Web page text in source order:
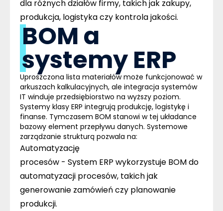
dla różnych działów firmy, takich jak zakupy,
produkcja, logistyka czy kontrola jakości.
BOM a
systemy ERP
Uproszczona lista materiałów może funkcjonować w
arkuszach kalkulacyjnych, ale integracja systemów
IT winduje przedsiębiorstwo na wyższy poziom.
Systemy klasy ERP integrują produkcję, logistykę i
finanse. Tymczasem BOM stanowi w tej układance
bazowy element przepływu danych. Systemowe
zarządzanie strukturą pozwala na:
Automatyzację
procesów - System ERP wykorzystuje BOM do
automatyzacji procesów, takich jak
generowanie zamówień czy planowanie
produkcji.